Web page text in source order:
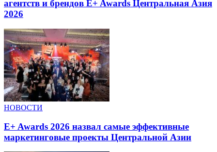
агентств и брендов E+ Awards Центральная Азия
2026
НОВОСТИ
E+ Awards 2026 назвал самые эффективные
маркетинговые проекты Центральной Азии